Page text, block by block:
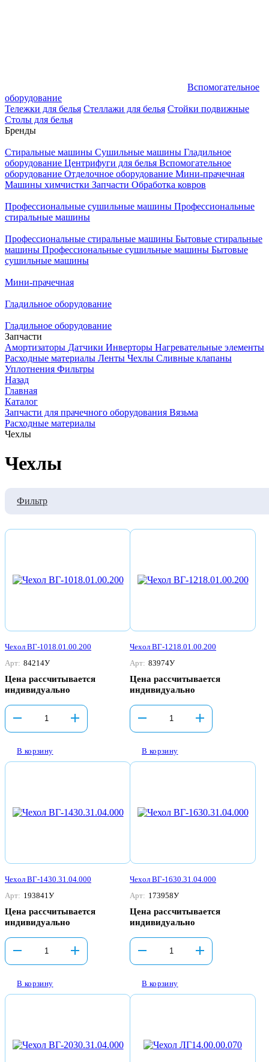
Вспомогательное
оборудование
Тележки для белья Стеллажи для белья Стойки подвижные
Столы для белья
Бренды
Стиральные машины Сушильные машины Гладильное
оборудование Центрифуги для белья Вспомогательное
оборудование Отделочное оборудование Мини-прачечная
Машины химчистки Запчасти Обработка ковров
Профессиональные сушильные машины Профессиональные
стиральные машины
Профессиональные стиральные машины Бытовые стиральные
машины Профессиональные сушильные машины Бытовые
сушильные машины
Мини-прачечная
Гладильное оборудование
Гладильное оборудование
Запчасти
Амортизаторы Датчики Инверторы Нагревательные элементы
Расходные материалы Ленты Чехлы Сливные клапаны
Уплотнения Фильтры
Назад
Главная
Каталог
Запчасти для прачечного оборудования Вязьма
Расходные материалы
Чехлы
Чехлы
Фильтр
Чехол ВГ-1018.01.00.200
Арт: 84214У
Цена рассчитывается
индивидуально
В корзину
Чехол ВГ-1218.01.00.200
Арт: 83974У
Цена рассчитывается
индивидуально
В корзину
Чехол ВГ-1430.31.04.000
Арт: 193841У
Цена рассчитывается
индивидуально
В корзину
Чехол ВГ-1630.31.04.000
Арт: 173958У
Цена рассчитывается
индивидуально
В корзину